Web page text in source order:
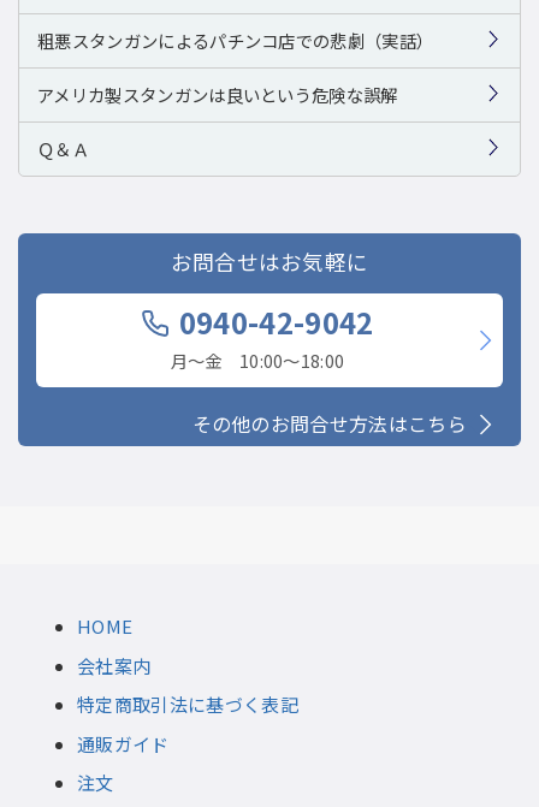
粗悪スタンガンによるパチンコ店での悲劇（実話）
アメリカ製スタンガンは良いという危険な誤解
Ｑ＆Ａ
お問合せはお気軽に
0940-42-9042
月〜金 10:00〜18:00
その他のお問合せ方法はこちら
HOME
会社案内
特定商取引法に基づく表記
通販ガイド
注文